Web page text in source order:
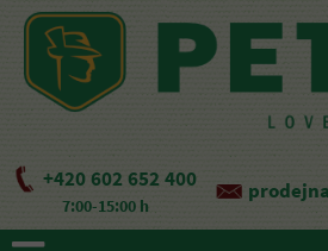
+420 602 652 400
7:00-15:00 h